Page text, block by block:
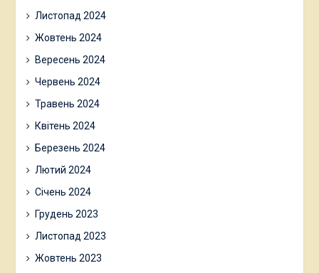
Листопад 2024
Жовтень 2024
Вересень 2024
Червень 2024
Травень 2024
Квітень 2024
Березень 2024
Лютий 2024
Січень 2024
Грудень 2023
Листопад 2023
Жовтень 2023